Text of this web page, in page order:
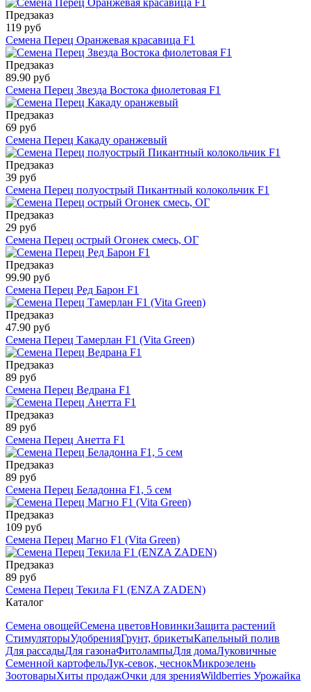
Предзаказ
119 руб
Семена Перец Оранжевая красавица F1
Предзаказ
89.90 руб
Семена Перец Звезда Востока фиолетовая F1
Предзаказ
69 руб
Семена Перец Какаду оранжевый
Предзаказ
39 руб
Семена Перец полуострый Пикантный колокольчик F1
Предзаказ
29 руб
Семена Перец острый Огонек смесь, ОГ
Предзаказ
99.90 руб
Семена Перец Ред Барон F1
Предзаказ
47.90 руб
Семена Перец Тамерлан F1 (Vita Green)
Предзаказ
89 руб
Семена Перец Ведрана F1
Предзаказ
89 руб
Семена Перец Анетта F1
Предзаказ
89 руб
Семена Перец Беладонна F1, 5 сем
Предзаказ
109 руб
Семена Перец Магно F1 (Vita Green)
Предзаказ
89 руб
Семена Перец Текила F1 (ENZA ZADEN)
Каталог
Семена овощейСемена цветовНовинкиЗащита растений
СтимуляторыУдобренияГрунт, брикетыКапельный полив
Для рассадыДля газонаФитолампыДля домаЛуковичные
Семенной картофельЛук-севок, чеснокМикрозелень
ЗоотоварыХиты продажОчки для зренияWildberries Урожайка